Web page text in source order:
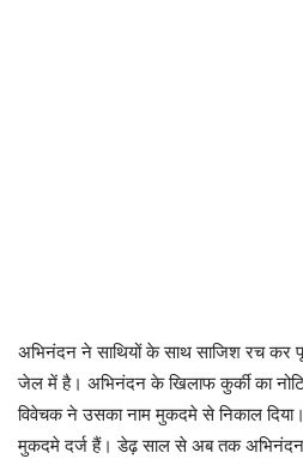
अभिनंदन ने साथियों के साथ साजिश रच कर
जेल में है। अभिनंदन के खिलाफ कुर्की का
विवेचक ने उसका नाम मुकदमे से निकाल
मुकदमे दर्ज हैं। डेढ़ साल से अब तक अभिनंदन